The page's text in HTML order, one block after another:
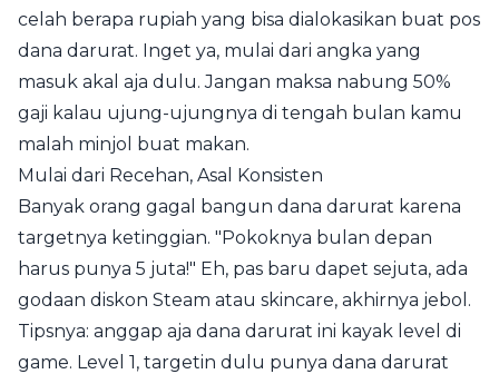
celah berapa rupiah yang bisa dialokasikan buat pos
dana darurat. Inget ya, mulai dari angka yang
masuk akal aja dulu. Jangan maksa nabung 50%
gaji kalau ujung-ujungnya di tengah bulan kamu
malah minjol buat makan.
Mulai dari Recehan, Asal Konsisten
Banyak orang gagal bangun dana darurat karena
targetnya ketinggian. "Pokoknya bulan depan
harus punya 5 juta!" Eh, pas baru dapet sejuta, ada
godaan diskon Steam atau skincare, akhirnya jebol.
Tipsnya: anggap aja dana darurat ini kayak level di
game. Level 1, targetin dulu punya dana darurat